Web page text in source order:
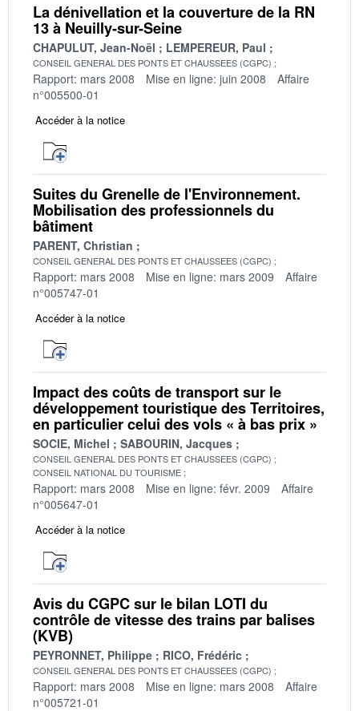
La dénivellation et la couverture de la RN
13 à Neuilly-sur-Seine
CHAPULUT, Jean-Noël LEMPEREUR, Paul
CONSEIL GENERAL DES PONTS ET CHAUSSEES (CGPC)
Rapport: mars 2008 Mise en ligne: juin 2008
Affaire
n°005500-01
Accéder à la notice
Suites du Grenelle de l'Environnement.
Mobilisation des professionnels du
bâtiment
PARENT, Christian
CONSEIL GENERAL DES PONTS ET CHAUSSEES (CGPC)
Rapport: mars 2008 Mise en ligne: mars 2009
Affaire
n°005747-01
Accéder à la notice
Impact des coûts de transport sur le
développement touristique des Territoires,
en particulier celui des vols « à bas prix »
SOCIE, Michel SABOURIN, Jacques
CONSEIL GENERAL DES PONTS ET CHAUSSEES (CGPC)
CONSEIL NATIONAL DU TOURISME
Rapport: mars 2008 Mise en ligne: févr. 2009
Affaire
n°005647-01
Accéder à la notice
Avis du CGPC sur le bilan LOTI du
contrôle de vitesse des trains par balises
(KVB)
PEYRONNET, Philippe RICO, Frédéric
CONSEIL GENERAL DES PONTS ET CHAUSSEES (CGPC)
Rapport: mars 2008 Mise en ligne: mars 2008
Affaire
n°005721-01